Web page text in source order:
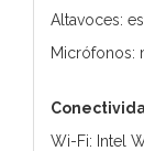
Altavoces:
Micrófonos:
Wi-Fi: Intel